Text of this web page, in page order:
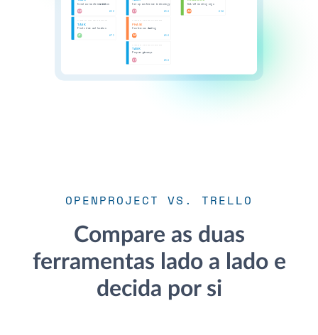
OPENPROJECT VS. TRELLO
Compare as duas
ferramentas lado a lado e
decida por si